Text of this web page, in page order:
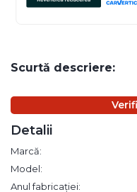
Scurtă descriere:
Detalii
Marcă:
Model:
Anul fabricației: